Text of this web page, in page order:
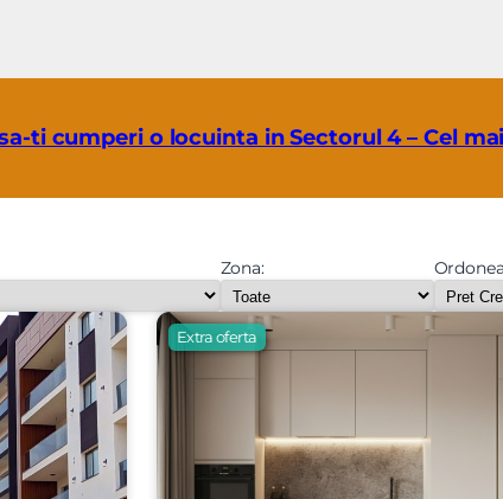
ti cumperi o locuinta in Sectorul 4 – Cel
Zona:
Extra oferta